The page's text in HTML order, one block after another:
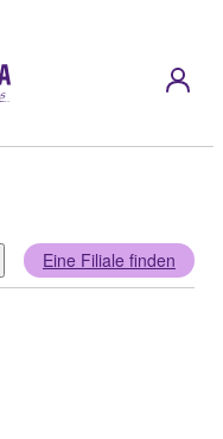
Eine Filiale finden